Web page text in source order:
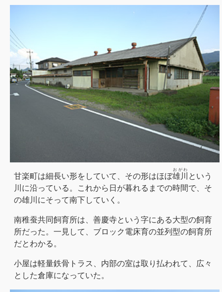
甘楽町は細長い形をしていて、その形はほぼ雄川
おがわ
という
川に沿っている。これから日が暮れるまでの時間で、そ
の雄川にそって南下していく。
南稚蚕共同飼育所は、善慶寺という字にある大型の飼育
所だった。一見して、ブロック電床育の並列型の飼育所
だとわかる。
小屋は軽量鉄骨トラス、内部の室は取り払われて、広々
とした倉庫になっていた。